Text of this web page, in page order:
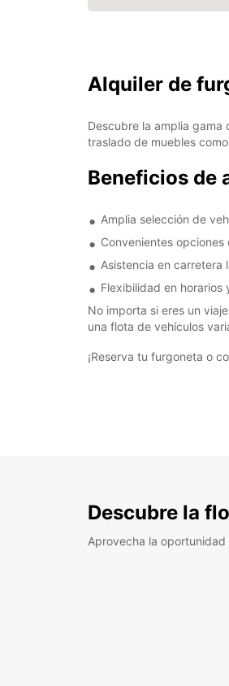
Alquiler de
Descubre la amplia gama
traslado de muebles
Beneficios de
Amplia selección de
Convenientes
Asistencia en carretera
Flexibilidad en horarios
No importa si eres un
una flota de vehículos
¡Reserva tu furgoneta o
Descubre la
Aprovecha la